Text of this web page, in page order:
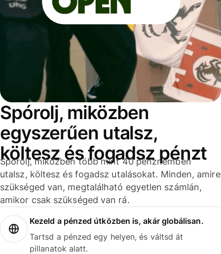
Spórolj, miközben
egyszerűen utalsz,
költesz és fogadsz pénzt
Spórolj, miközben több mint 40 pénznemben
utalsz, költesz és fogadsz utalásokat. Minden, amire
szükséged van, megtalálható egyetlen számlán,
amikor csak szükséged van rá.
Kezeld a pénzed útközben is, akár globálisan.
Tartsd a pénzed egy helyen, és váltsd át
pillanatok alatt.